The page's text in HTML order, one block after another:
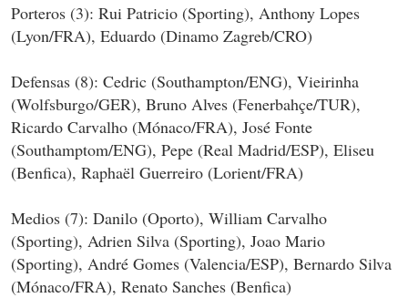
Porteros (3): Rui Patricio (Sporting), Anthony Lopes
(Lyon/FRA), Eduardo (Dinamo Zagreb/CRO)
Defensas (8): Cedric (Southampton/ENG), Vieirinha
(Wolfsburgo/GER), Bruno Alves (Fenerbahçe/TUR),
Ricardo Carvalho (Mónaco/FRA), José Fonte
(Southamptom/ENG), Pepe (Real Madrid/ESP), Eliseu
(Benfica), Raphaël Guerreiro (Lorient/FRA)
Medios (7): Danilo (Oporto), William Carvalho
(Sporting), Adrien Silva (Sporting), Joao Mario
(Sporting), André Gomes (Valencia/ESP), Bernardo Silva
(Mónaco/FRA), Renato Sanches (Benfica)